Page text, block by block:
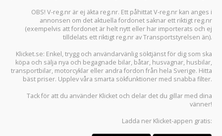
OBS! V-reg.nr är ej äkta reg.nr. Ett påhittat V-reg.nr kan anges i
annonsen om det aktuella fordonet saknar ett riktigt reg.nr
(exempelvis att fordonet är helt nytt eller har importerats och ej
tilldelats ett riktigt reg.nr av Transportstyrelsen än).
Klicket.se: Enkel, trygg och användarvänlig söktjänst för dig som ska
köpa och sälja nya och begagnade bilar, båtar, husvagnar, husbilar,
transportbilar, motorcyklar eller andra fordon från hela Sverige. Hitta
bäst priser. Upplev våra smarta sökfunktioner med snabba filter.
Tack för att du använder Klicket och delar det du gillar med dina
vänner!
Ladda ner Klicket-appen gratis: